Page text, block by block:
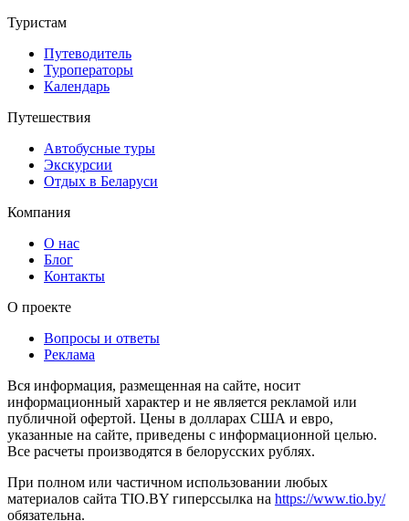
Туристам
Путеводитель
Туроператоры
Календарь
Путешествия
Автобусные туры
Экскурсии
Отдых в Беларуси
Компания
О нас
Блог
Контакты
О проекте
Вопросы и ответы
Реклама
Вся информация, размещенная на сайте, носит
информационный характер и не является рекламой или
публичной офертой. Цены в долларах США и евро,
указанные на сайте, приведены с информационной целью.
Все расчеты производятся в белорусских рублях.
При полном или частичном использовании любых
материалов сайта TIO.BY гиперссылка на https://www.tio.by/
обязательна.